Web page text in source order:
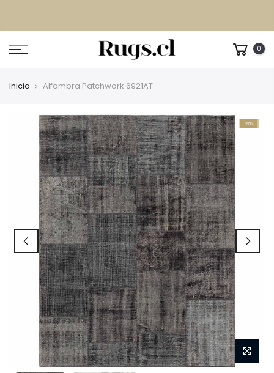
0
Inicio Alfombra Patchwork 6921AT
-20%